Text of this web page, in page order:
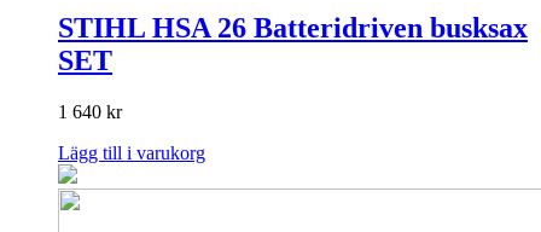
STIHL HSA 26 Batteridriven busksax
SET
1 640 kr
Lägg till i varukorg